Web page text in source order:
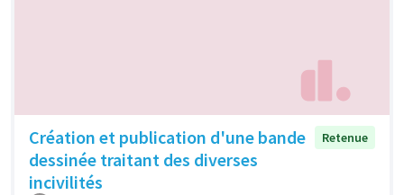
Création et publication d'une bande
dessinée traitant des diverses
incivilités
Retenue